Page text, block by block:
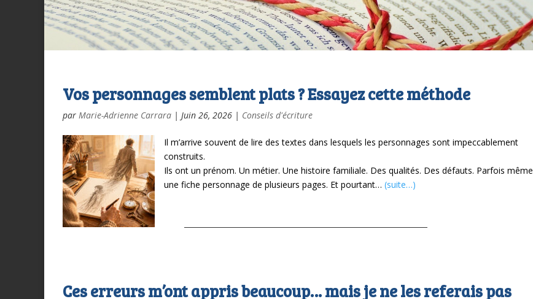
Vos personnages semblent plats ? Essayez cette méthode
par Marie-Adrienne Carrara | Juin 26, 2026 | Conseils d'écriture
Il m’arrive souvent de lire des textes dans lesquels les personnages sont impeccablement
construits.
Ils ont un prénom. Un métier. Une histoire familiale. Des qualités. Des défauts. Parfois même
une fiche personnage de plusieurs pages. Et pourtant… (suite…)
Ces erreurs m’ont appris beaucoup… mais je ne les referais pas